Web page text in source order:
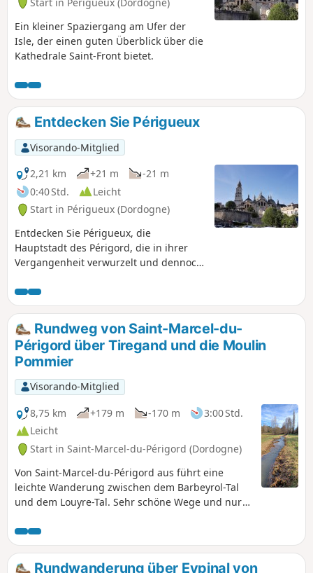
Ein kleiner Spaziergang am Ufer der
Isle, der einen guten Überblick über die
Kathedrale Saint-Front bietet.
Entdecken Sie Périgueux
Visorando-Mitglied
2,21 km
+21 m
-21 m
0:40 Std.
Leicht
Start in Périgueux (Dordogne)
Entdecken Sie Périgueux, die
Hauptstadt des Périgord, die in ihrer
Vergangenheit verwurzelt und dennoch
Plätze werden Sie begeistern.
Rundweg von Saint-Marcel-du-
Périgord über Tiregand und die Moulin
Pommier
Visorando-Mitglied
8,75 km
+179 m -170 m
3:00 Std.
Leicht
Start in Saint-Marcel-du-Périgord (Dordogne)
Von Saint-Marcel-du-Périgord aus führt eine
leichte Wanderung zwischen dem Barbeyrol-Tal
und dem Louyre-Tal. Sehr schöne Wege und nur
Rundwanderung über Eypinal von